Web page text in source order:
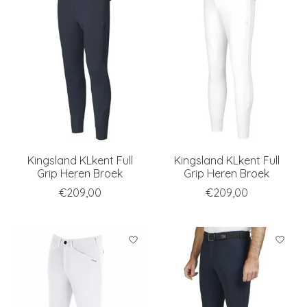
Kingsland KLkent Full
Grip Heren Broek
€209,00
Kingsland KLkent Full
Grip Heren Broek
€209,00